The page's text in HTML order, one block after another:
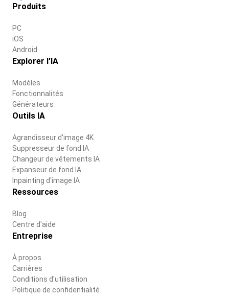
Produits
PC
iOS
Android
Explorer l'IA
Modèles
Fonctionnalités
Générateurs
Outils IA
Agrandisseur d'image 4K
Suppresseur de fond IA
Changeur de vêtements IA
Expanseur de fond IA
Inpainting d'image IA
Ressources
Blog
Centre d'aide
Entreprise
À propos
Carrières
Conditions d'utilisation
Politique de confidentialité